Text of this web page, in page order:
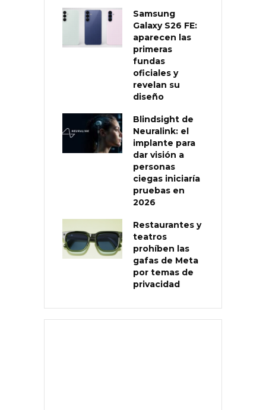
Samsung
Galaxy S26 FE:
aparecen las
primeras
fundas
oficiales y
revelan su
diseño
Blindsight de
Neuralink: el
implante para
dar visión a
personas
ciegas iniciaría
pruebas en
2026
Restaurantes y
teatros
prohíben las
gafas de Meta
por temas de
privacidad